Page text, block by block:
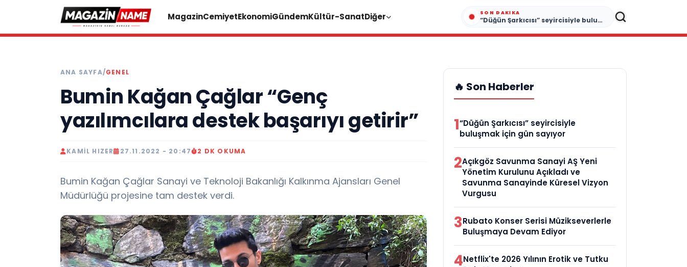
MagazinCemiyetEkonomiGündemKültür-SanatDiğer SON DAKIKA
“Düğün Şarkıcısı” seyircisiyle buluşmak için gün sayıyor
ANA SAYFA/GENEL
Bumin Kağan Çağlar “Genç
yazılımcılara destek başarıyı getirir”
KAMIL HIZER 27.11.2022 - 20:47 2 DK OKUMA
Bumin Kağan Çağlar Sanayi ve Teknoloji Bakanlığı Kalkınma Ajansları Genel
Müdürlüğü projesine tam destek verdi.
🔥 Son Haberler
1“Düğün Şarkıcısı” seyircisiyle
buluşmak için gün sayıyor
2Açıkgöz Savunma Sanayi AŞ Yeni
Yönetim Kurulunu Açıkladı ve
Savunma Sanayinde Küresel Vizyon
Vurgusu
3Rubato Konser Serisi Müzikseverlerle
Buluşmaya Devam Ediyor
4Netflix'te 2026 Yılının Erotik ve Tutku